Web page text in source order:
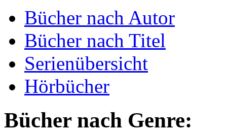
Bücher nach Autor
Bücher nach Titel
Serienübersicht
Hörbücher
Bücher nach Genre: